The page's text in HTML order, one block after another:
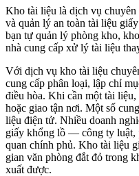
Kho tài liệu là dịch vụ
và quản lý an toàn tài liệu
bạn tự quản lý phòng kho,
nhà cung cấp xử lý tài liệu
Với dịch vụ kho tài liệu
cung cấp phân loại, lập chỉ
điều hòa. Khi cần một tài
hoặc giao tận nơi. Một số
liệu điện tử. Nhiều doanh
giấy khổng lồ — công ty luật,
quan chính phủ. Kho tài liệu
gian văn phòng đắt đỏ trong
xuất được.